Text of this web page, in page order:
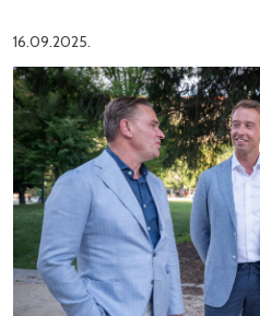
16.09.2025.